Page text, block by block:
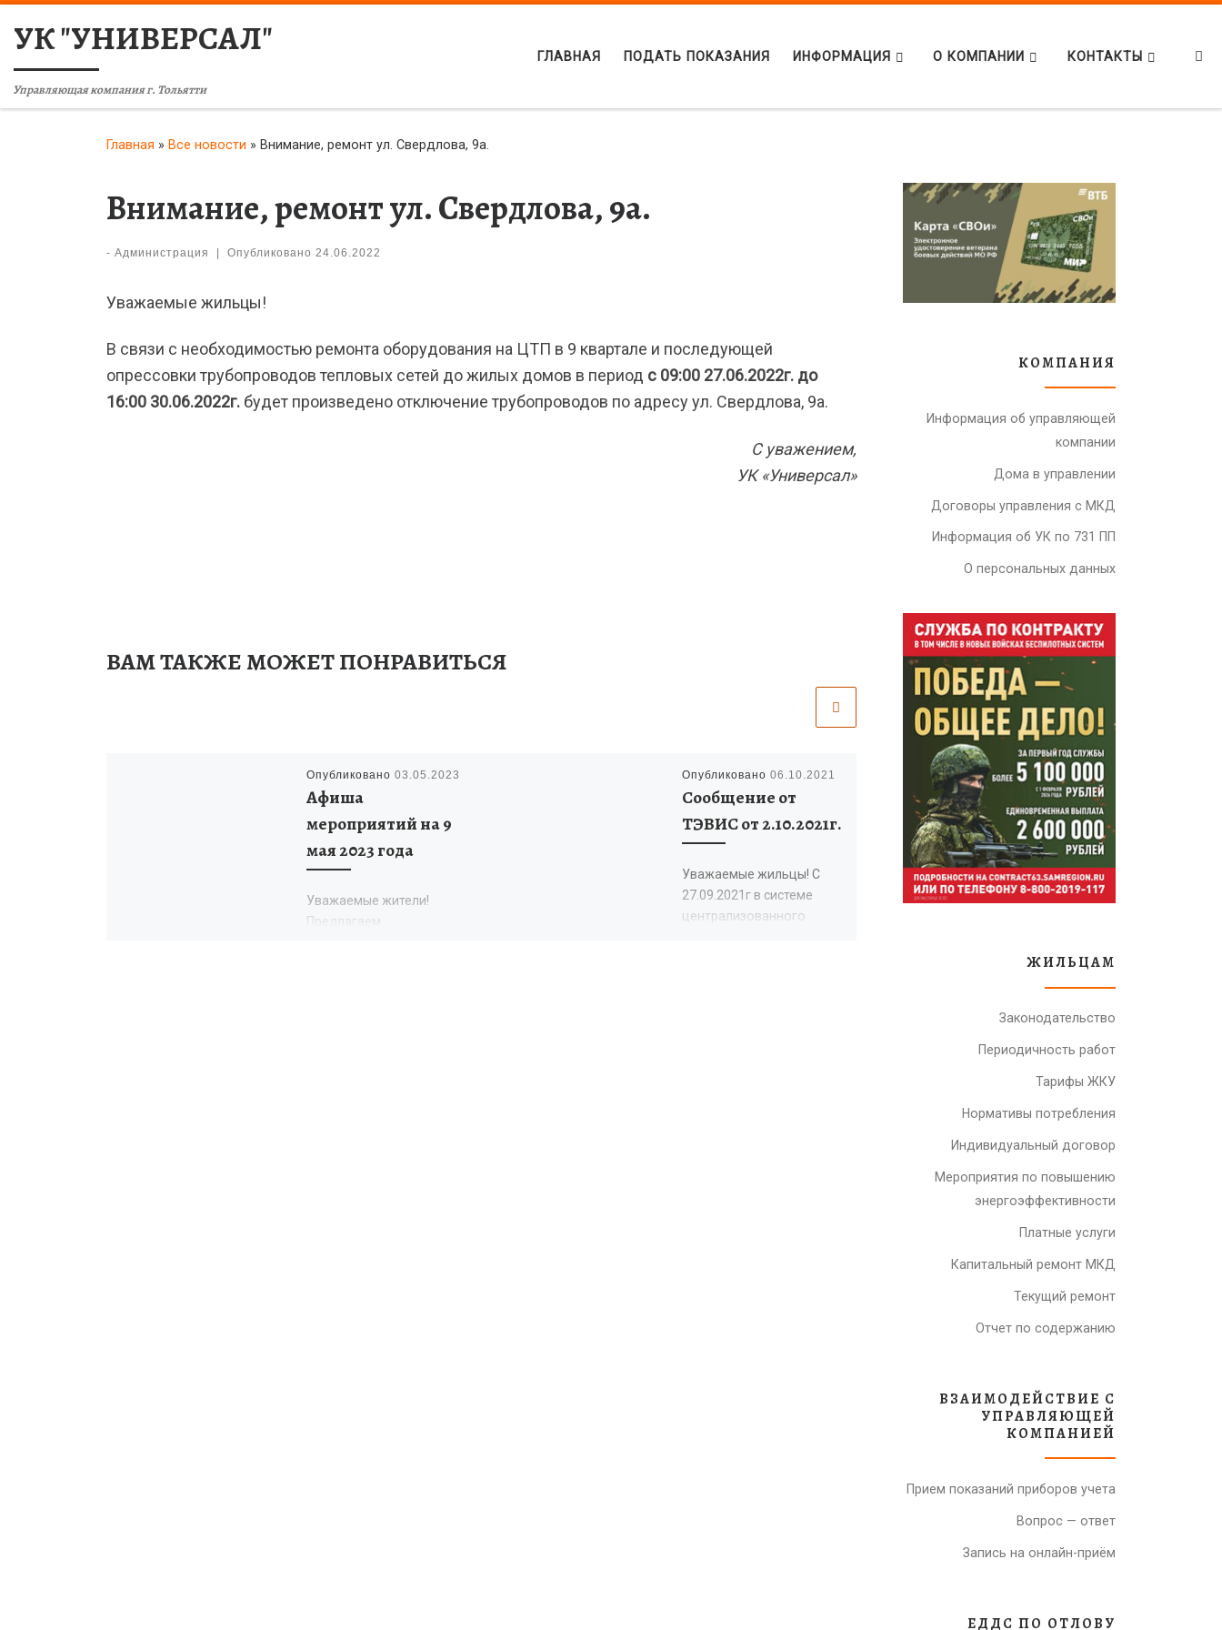
УК "УНИВЕРСАЛ"
Управляющая компания г. Тольятти
ГЛАВНАЯ ПОДАТЬ ПОКАЗАНИЯ ИНФОРМАЦИЯ О КОМПАНИИ КОНТАКТЫ
Главная » Все новости » Внимание, ремонт ул. Свердлова, 9а.
Внимание, ремонт ул. Свердлова, 9а.
- Администрация Опубликовано 24.06.2022
Уважаемые жильцы!
В связи с необходимостью ремонта оборудования на ЦТП в 9 квартале и последующей
опрессовки трубопроводов тепловых сетей до жилых домов в период с 09:00 27.06.2022г. до
16:00 30.06.2022г. будет произведено отключение трубопроводов по адресу ул. Свердлова, 9а.
С уважением,
УК «Универсал»
ВАМ ТАКЖЕ МОЖЕТ ПОНРАВИТЬСЯ
Опубликовано03.05.2023
Афиша
мероприятий на 9
мая 2023 года
Уважаемые жители!
Предлагаем
Опубликовано 06.10.2021
Сообщение от
ТЭВИС от 2.10.2021г.
Уважаемые жильцы! С
27.09.2021г в системе
централизованного
Опубликовано
Информация о
переписи
населения
Всероссийская перепись
2021 года на большей
части территории России
отдаленных и
труднодоступных […]
КОМПАНИЯ
Информация об управляющей
компании
Дома в управлении
Договоры управления с МКД
Информация об УК по 731 ПП
О персональных данных
ЖИЛЬЦАМ
Законодательство
Периодичность работ
Тарифы ЖКУ
Нормативы потребления
Индивидуальный договор
Мероприятия по повышению
энергоэффективности
Платные услуги
Капитальный ремонт МКД
Текущий ремонт
Отчет по содержанию
ВЗАИМОДЕЙСТВИЕ С
УПРАВЛЯЮЩЕЙ
КОМПАНИЕЙ
Прием показаний приборов учета
Вопрос — ответ
Запись на онлайн-приём
ЕДДС ПО ОТЛОВУ